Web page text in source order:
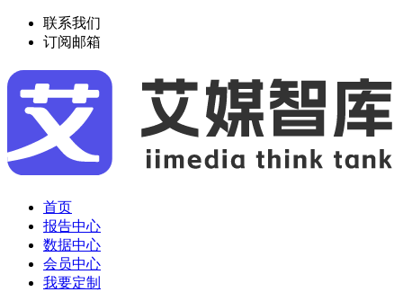
联系我们
订阅邮箱
首页
报告中心
数据中心
会员中心
我要定制